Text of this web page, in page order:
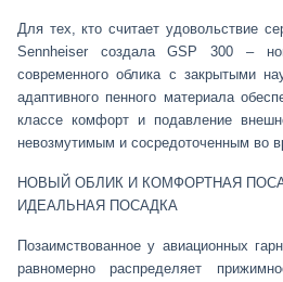
Для тех, кто считает удовольствие
Sennheiser создала GSP 300 –
современного облика с закрытыми
адаптивного пенного материала
классе комфорт и подавление
невозмутимым и сосредоточенным во
НОВЫЙ ОБЛИК И КОМФОРТНАЯ
ИДЕАЛЬНАЯ ПОСАДКА
Позаимствованное у авиационных
равномерно распределяет